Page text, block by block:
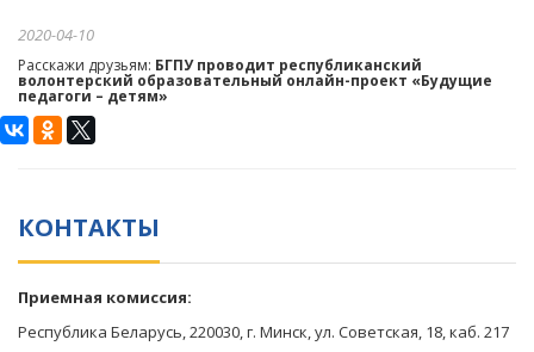
2020-04-10
Расскажи друзьям: БГПУ проводит республиканский
волонтерский образовательный онлайн-проект «Будущие
педагоги – детям»
КОНТАКТЫ
Приемная комиссия:
Республика Беларусь, 220030, г. Минск, ул. Советская, 18, каб. 217